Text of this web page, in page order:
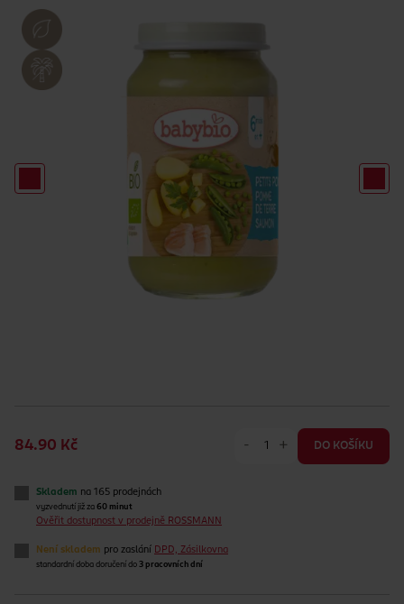
84.90 Kč - + DO KOŠÍKU
Skladem na 165 prodejnách
vyzvednutí již za 60 minut
Ověřit dostupnost v prodejně ROSSMANN
Není skladem pro zaslání DPD, Zásilkovna
standardní doba doručení do 3 pracovních dní